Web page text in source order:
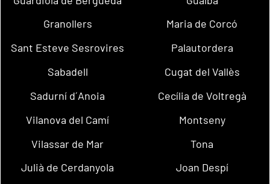
Granollers
Maria de Corcó
Sant Esteve Sesrovires
Palautordera
Sabadell
Cugat del Vallès
Sadurní d´Anoia
Cecília de Voltregà
Vilanova del Camí
Montseny
Vilassar de Mar
Tona
Julià de Cerdanyola
Joan Despí